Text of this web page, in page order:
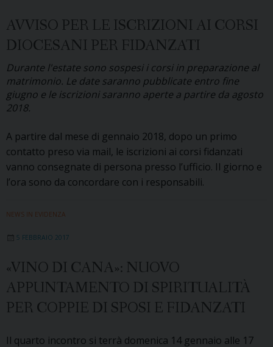
AVVISO PER LE ISCRIZIONI AI CORSI
DIOCESANI PER FIDANZATI
Durante l'estate sono sospesi i corsi in preparazione al
matrimonio. Le date saranno pubblicate entro fine
giugno e le iscrizioni saranno aperte a partire da agosto
2018.
A partire dal mese di gennaio 2018, dopo un primo
contatto preso via mail, le iscrizioni ai corsi fidanzati
vanno consegnate di persona presso l’ufficio. Il giorno e
l’ora sono da concordare con i responsabili.
NEWS IN EVIDENZA
5 FEBBRAIO 2017
«VINO DI CANA»: NUOVO
APPUNTAMENTO DI SPIRITUALITÀ
PER COPPIE DI SPOSI E FIDANZATI
Il quarto incontro si terrà domenica 14 gennaio alle 17